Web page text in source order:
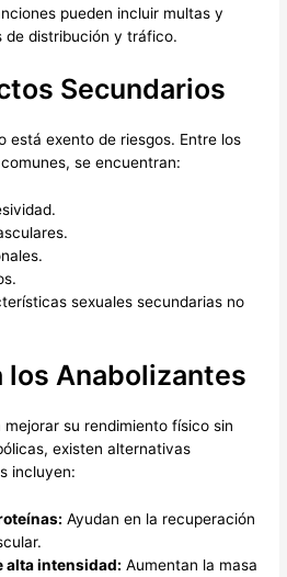
pueden incluir multas y
de distribución y tráfico.
Secundarios
está exento de riesgos. Entre los
se encuentran:
sexuales secundarias no
Anabolizantes
su rendimiento físico sin
existen alternativas
incluyen:
Ayudan en la recuperación
alta intensidad: Aumentan la masa